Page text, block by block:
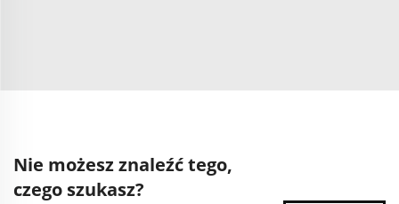
Nie możesz znaleźć tego,
czego szukasz?